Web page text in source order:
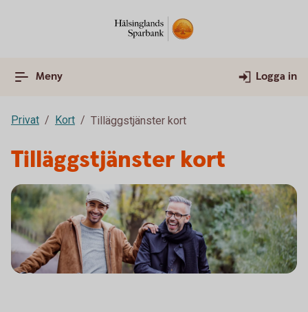
Meny Logga in
Privat Kort Tilläggstjänster kort
Tilläggstjänster kort